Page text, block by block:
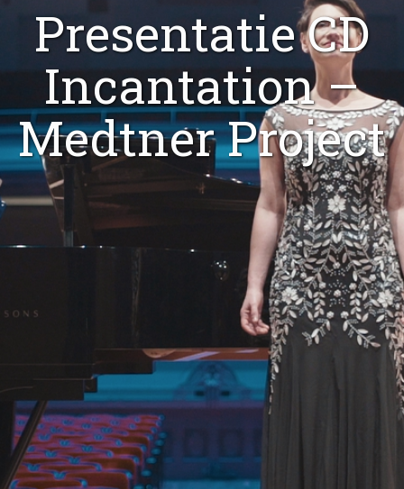
Presentatie CD
Incantation –
Medtner Project